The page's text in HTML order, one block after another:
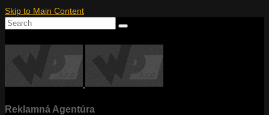
Skip to Main Content
Search
Reklamná Agentúra